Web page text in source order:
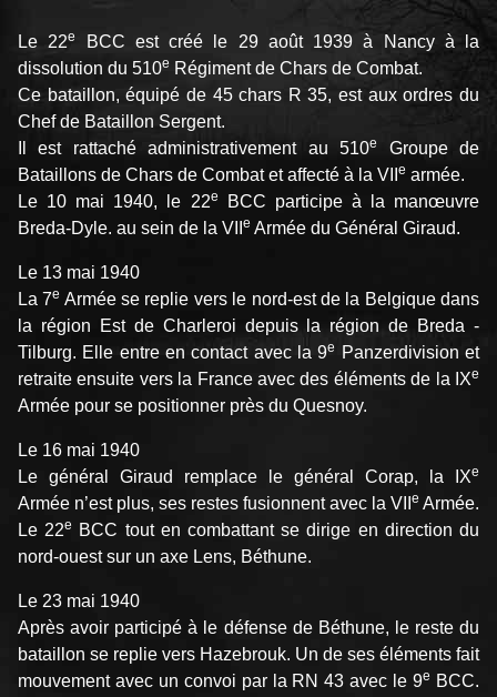
Le 22e
BCC est créé le 29 août 1939 à Nancy à la
dissolution du 510e Régiment de Chars de Combat.
Ce bataillon, équipé de 45 chars R 35, est aux ordres du
Chef de Bataillon Sergent.
Il est rattaché administrativement au 510e
Groupe de
Bataillons de Chars de Combat et affecté à la VII e armée.
Le 10 mai 1940, le 22e
BCC participe à la manœuvre
Breda-Dyle. au sein de la VII e Armée du Général Giraud.
Le 13 mai 1940
La 7e Armée se replie vers le nord-est de la Belgique dans
la région Est de Charleroi depuis la région de Breda -
Tilburg. Elle entre en contact avec la 9e
Panzerdivision et
retraite ensuite vers la France avec des éléments de la IXe
Armée pour se positionner près du Quesnoy.
Le 16 mai 1940
Le général Giraud remplace le général Corap, la IXe
Armée n’est plus, ses restes fusionnent avec la VII e Armée.
Le 22e
BCC tout en combattant se dirige en direction du
nord-ouest sur un axe Lens, Béthune.
Le 23 mai 1940
Après avoir participé à le défense de Béthune, le reste du
bataillon se replie vers Hazebrouk. Un de ses éléments fait
mouvement avec un convoi par la RN 43 avec le 9e BCC.